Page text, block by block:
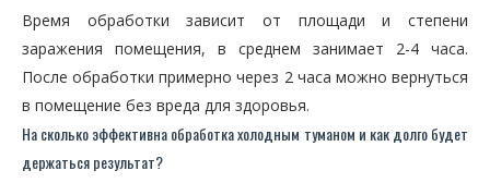
Время обработки зависит от площади и степени
заражения помещения, в среднем занимает 2-4 часа.
После обработки примерно через 2 часа можно вернуться
в помещение без вреда для здоровья.
На сколько эффективна обработка холодным туманом и как долго будет
держаться результат?